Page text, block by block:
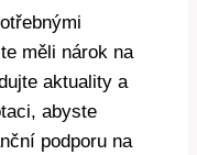
měli nárok na
aktuality a
abyste
podporu na